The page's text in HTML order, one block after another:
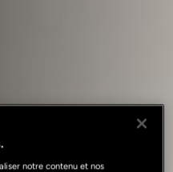
notre contenu et nos